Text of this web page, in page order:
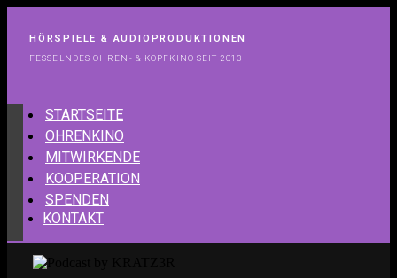
HÖRSPIELE & AUDIOPRODUKTIONEN
FESSELNDES OHREN- & KOPFKINO SEIT 2013
STARTSEITE
OHRENKINO
MITWIRKENDE
KOOPERATION
SPENDEN
KONTAKT